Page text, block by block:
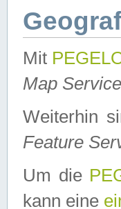
Mit
Map
Weiterhin
Feature
Um die
kann eine